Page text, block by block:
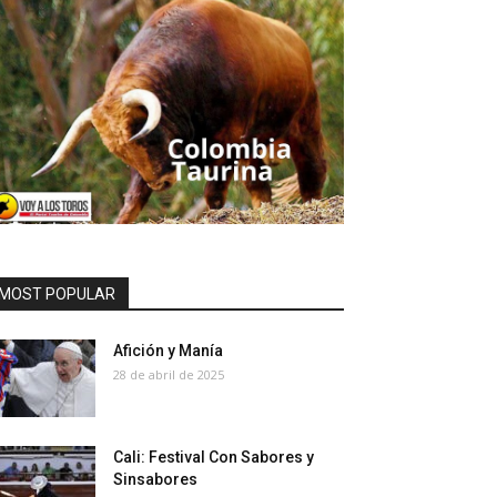
POPULAR
Afición y Manía
28 de abril de 2025
Cali: Festival Con Sabores y
Sinsabores